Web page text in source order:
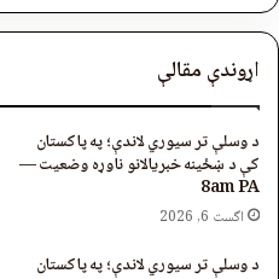
اړوندې مقالې
د وسلې تر سیوري لاندې؛ په پاکستان
کې د ښځینه خبریالانو ناوړه وضعیت —
8am PA
اگست 6, 2026
د وسلې تر سیوري لاندې؛ په پاکستان